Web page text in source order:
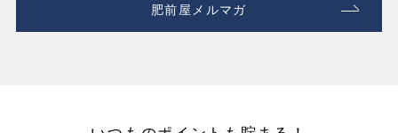
肥前屋メルマガ